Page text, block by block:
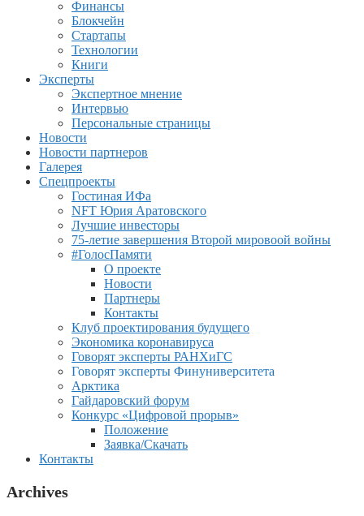
Финансы
Блокчейн
Стартапы
Технологии
Книги
Эксперты
Экспертное мнение
Интервью
Персональные страницы
Новости
Новости партнеров
Галерея
Спецпроекты
Гостиная ИФа
NFT Юрия Аратовского
Лучшие инвесторы
75-летие завершения Второй мировоой войны
#ГолосПамяти
О проекте
Новости
Партнеры
Контакты
Клуб проектирования будущего
Экономика коронавируса
Говорят эксперты РАНХиГС
Говорят эксперты Финуниверситета
Арктика
Гайдаровский форум
Конкурс «Цифровой прорыв»
Положение
Заявка/Скачать
Контакты
Archives